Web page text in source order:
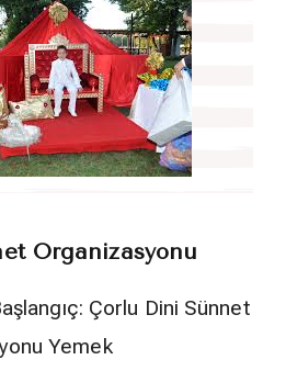
Organizasyonu
Çorlu Dini Sünnet
Yemek